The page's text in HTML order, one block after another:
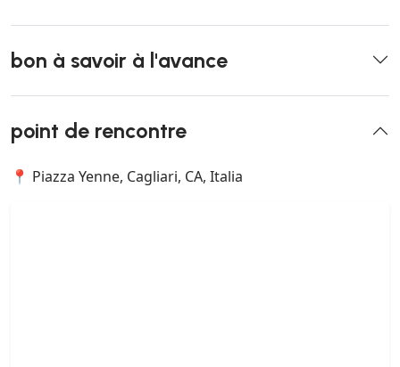
bon à savoir à l'avance
point de rencontre
📍 Piazza Yenne, Cagliari, CA, Italia